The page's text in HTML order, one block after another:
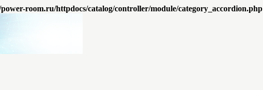
room.ru/httpdocs/catalog/controller/module/category_accordion.php